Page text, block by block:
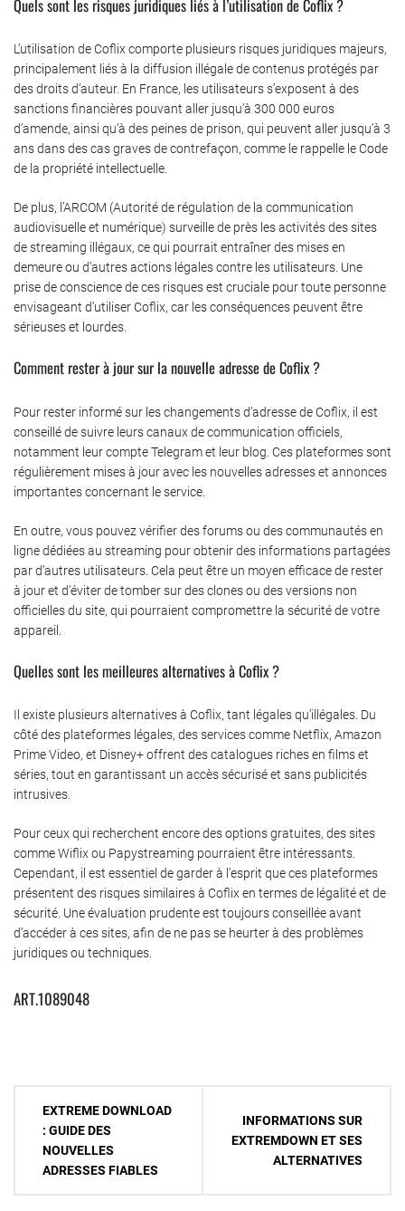
Quels sont les risques juridiques liés à l’utilisation de Coflix ?
L’utilisation de Coflix comporte plusieurs risques juridiques majeurs,
principalement liés à la diffusion illégale de contenus protégés par
des droits d’auteur. En France, les utilisateurs s’exposent à des
sanctions financières pouvant aller jusqu’à 300 000 euros
d’amende, ainsi qu’à des peines de prison, qui peuvent aller jusqu’à 3
ans dans des cas graves de contrefaçon, comme le rappelle le Code
de la propriété intellectuelle.
De plus, l’ARCOM (Autorité de régulation de la communication
audiovisuelle et numérique) surveille de près les activités des sites
de streaming illégaux, ce qui pourrait entraîner des mises en
demeure ou d’autres actions légales contre les utilisateurs. Une
prise de conscience de ces risques est cruciale pour toute personne
envisageant d’utiliser Coflix, car les conséquences peuvent être
sérieuses et lourdes.
Comment rester à jour sur la nouvelle adresse de Coflix ?
Pour rester informé sur les changements d’adresse de Coflix, il est
conseillé de suivre leurs canaux de communication officiels,
notamment leur compte Telegram et leur blog. Ces plateformes sont
régulièrement mises à jour avec les nouvelles adresses et annonces
importantes concernant le service.
En outre, vous pouvez vérifier des forums ou des communautés en
ligne dédiées au streaming pour obtenir des informations partagées
par d’autres utilisateurs. Cela peut être un moyen efficace de rester
à jour et d’éviter de tomber sur des clones ou des versions non
officielles du site, qui pourraient compromettre la sécurité de votre
appareil.
Quelles sont les meilleures alternatives à Coflix ?
Il existe plusieurs alternatives à Coflix, tant légales qu’illégales. Du
côté des plateformes légales, des services comme Netflix, Amazon
Prime Video, et Disney+ offrent des catalogues riches en films et
séries, tout en garantissant un accès sécurisé et sans publicités
intrusives.
Pour ceux qui recherchent encore des options gratuites, des sites
comme Wiflix ou Papystreaming pourraient être intéressants.
Cependant, il est essentiel de garder à l’esprit que ces plateformes
présentent des risques similaires à Coflix en termes de légalité et de
sécurité. Une évaluation prudente est toujours conseillée avant
d’accéder à ces sites, afin de ne pas se heurter à des problèmes
juridiques ou techniques.
ART.1089048
Navigation
l’article
EXTREME DOWNLOAD
: GUIDE DES
NOUVELLES
ADRESSES FIABLES
INFORMATIONS SUR
EXTREMDOWN ET SES
ALTERNATIVES